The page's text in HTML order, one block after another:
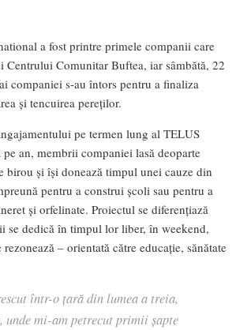
a fost printre primele companii care
Centrului Comunitar Buftea, iar sâmbătă, 22
companiei s-au întors pentru a finaliza
şi tencuirea pereţilor.
pe termen lung al TELUS
an, membrii companiei lasă deoparte
birou și își donează timpul unei cauze din
pentru a construi școli sau pentru a
și orfelinate. Proiectul se diferențiază
se dedică în timpul lor liber, în weekend,
– orientată către educație, sănătate
într-o țară din lumea a treia,
unde mi-am petrecut primii șapte